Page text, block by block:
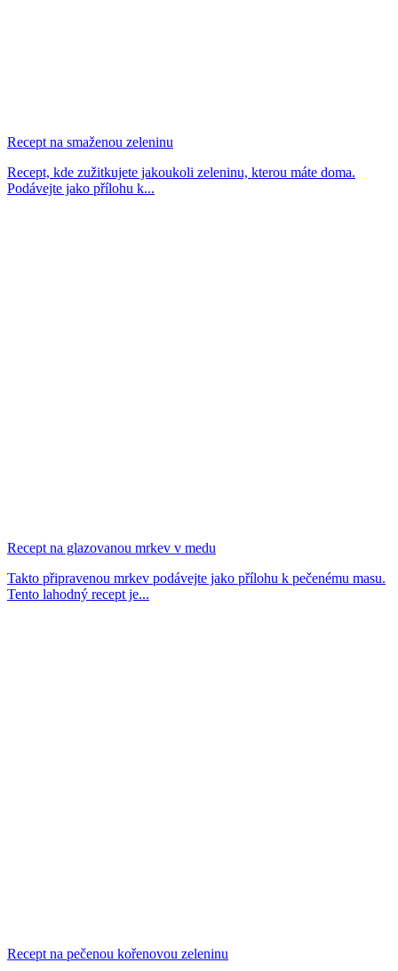
Recept na smaženou zeleninu
Recept, kde zužitkujete jakoukoli zeleninu, kterou máte doma.
Podávejte jako přílohu k...
Recept na glazovanou mrkev v medu
Takto připravenou mrkev podávejte jako přílohu k pečenému masu.
Tento lahodný recept je...
Recept na pečenou kořenovou zeleninu